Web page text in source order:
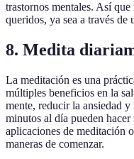
trastornos mentales. Así
queridos, ya sea a través
8. Medita
La meditación es una
múltiples beneficios en la
mente, reducir la ansiedad
minutos al día pueden
aplicaciones de meditación
maneras de comenzar.